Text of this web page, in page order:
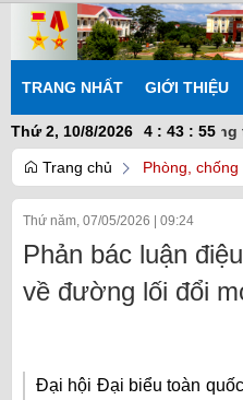
TRANG NHẤT GIỚI THIỆU
Thứ 2, 10/8/2026
4 : 43 : 56
trí - Chủ động sáng tạo -
Trang chủ Phòng,
Thứ năm, 07/05/2026 09:24
Phản bác luận
về đường lối đổi
Đại hội Đại biểu toàn